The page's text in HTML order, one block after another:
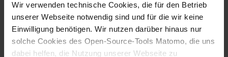
Wir verwenden technische Cookies, die für den Betrieb
unserer Webseite notwendig sind und für die wir keine
Einwilligung benötigen. Wir nutzen darüber hinaus nur
solche Cookies des Open-Source-Tools Matomo, die uns
dabei helfen, die Nutzung unserer Webseite zu
Download Download